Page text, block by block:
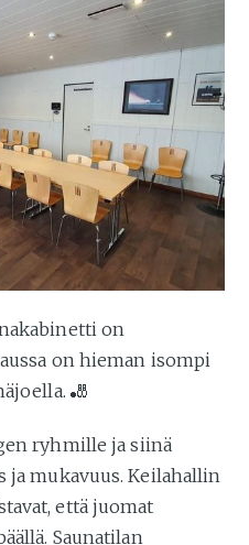
on
on hieman isompi
🎳
ryhmille ja siinä
mukavuus. Keilahallin
että juomat
Saunatilan